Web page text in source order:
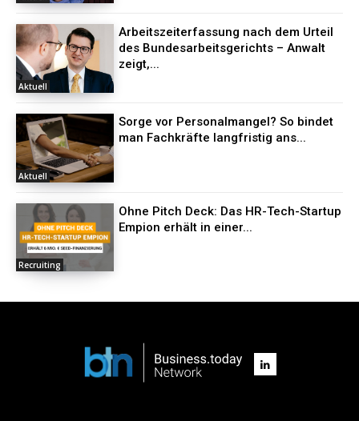
Aktuell
Arbeitszeiterfassung nach dem Urteil
des Bundesarbeitsgerichts – Anwalt
zeigt,...
Aktuell
Sorge vor Personalmangel? So bindet
man Fachkräfte langfristig ans...
Recruiting
Ohne Pitch Deck: Das HR-Tech-Startup
Empion erhält in einer...